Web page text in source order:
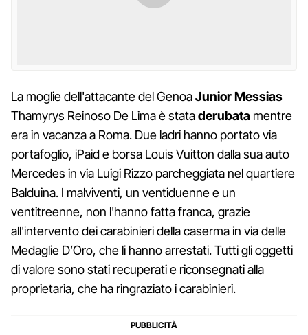
La moglie dell'attacante del GenoaJunior Messias
Thamyrys Reinoso De Lima è stataderubata mentre
era in vacanza a Roma. Due ladri hanno portato via
portafoglio, iPaid e borsa Louis Vuitton dalla sua auto
Mercedes in via Luigi Rizzo parcheggiata nel quartiere
Balduina. I malviventi, un ventiduenne e un
ventitreenne, non l'hanno fatta franca, grazie
all'intervento dei carabinieri della caserma in via delle
Medaglie D’Oro, che li hanno arrestati. Tutti gli oggetti
di valore sono stati recuperati e riconsegnati alla
proprietaria, che ha ringraziato i carabinieri.